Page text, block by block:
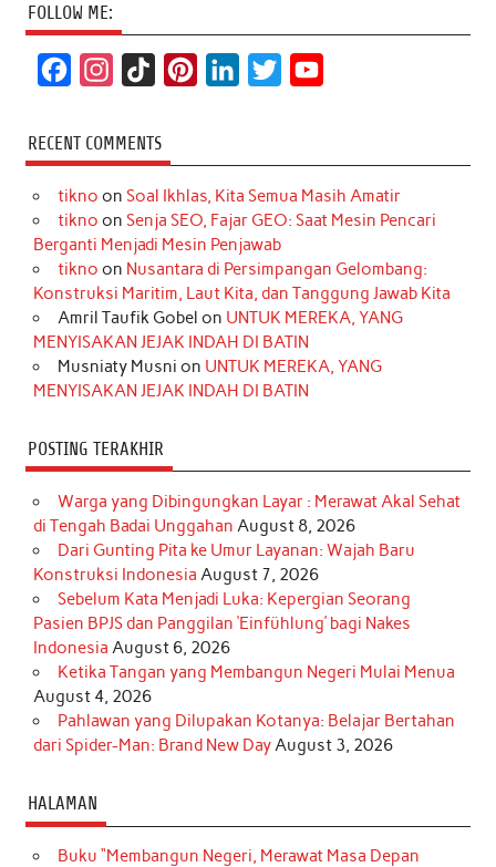
FOLLOW ME:
c
e
b
o
k
s
t
a
r
a
m
k
T
o
k
t
e
r
e
s
t
k
e
d
I
n
t
t
r
T
u
e
RECENT COMMENTS
tikno on Soal Ikhlas, Kita Semua Masih Amatir
tikno on Senja SEO, Fajar GEO: Saat Mesin Pencari
Berganti Menjadi Mesin Penjawab
tikno on Nusantara di Persimpangan Gelombang:
Konstruksi Maritim, Laut Kita, dan Tanggung Jawab Kita
Amril Taufik Gobel on UNTUK MEREKA, YANG
MENYISAKAN JEJAK INDAH DI BATIN
Musniaty Musni on UNTUK MEREKA, YANG
MENYISAKAN JEJAK INDAH DI BATIN
POSTING TERAKHIR
Warga yang Dibingungkan Layar : Merawat Akal Sehat
di Tengah Badai Unggahan August 8, 2026
Dari Gunting Pita ke Umur Layanan: Wajah Baru
Konstruksi Indonesia August 7, 2026
Sebelum Kata Menjadi Luka: Kepergian Seorang
Pasien BPJS dan Panggilan ‘Einfühlung’ bagi Nakes
Indonesia August 6, 2026
Ketika Tangan yang Membangun Negeri Mulai Menua
August 4, 2026
Pahlawan yang Dilupakan Kotanya: Belajar Bertahan
dari Spider-Man: Brand New DayAugust 3, 2026
HALAMAN
Buku “Membangun Negeri, Merawat Masa Depan